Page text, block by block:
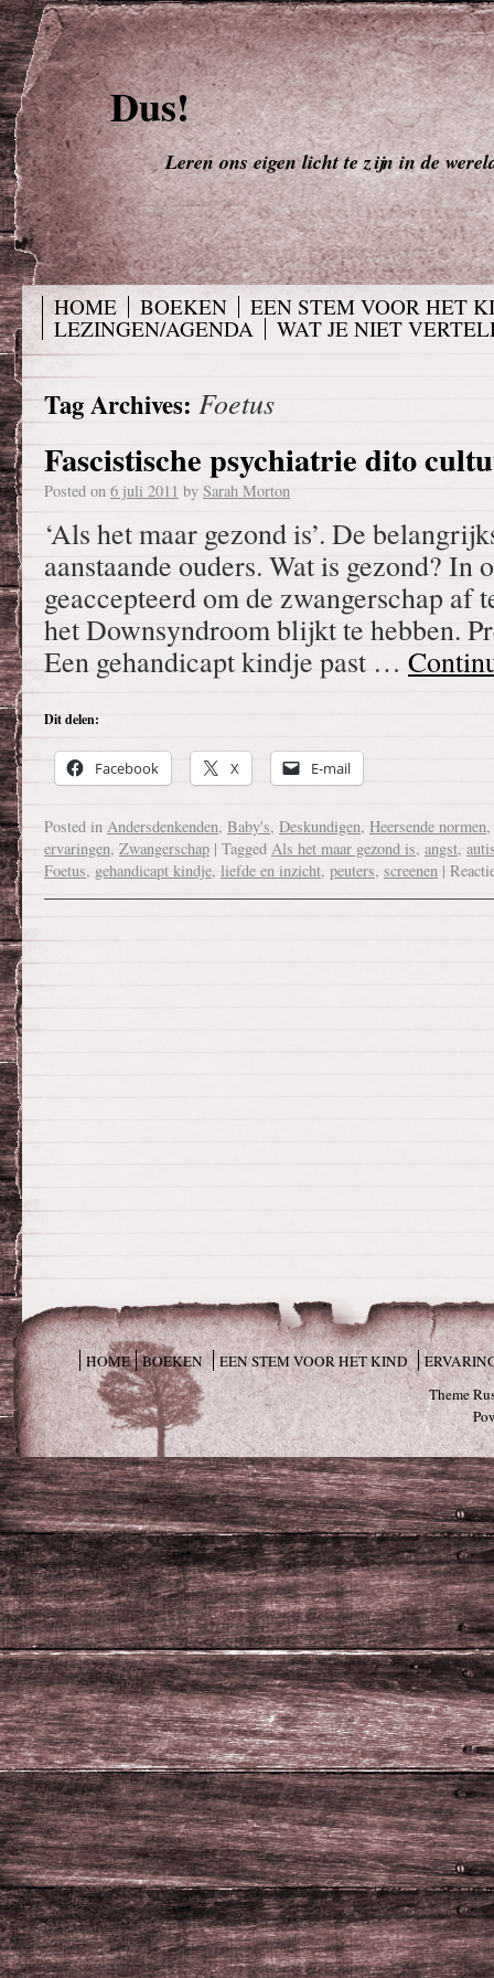
Dus!
Leren ons eigen licht te zijn in de
HOME BOEKEN
EEN STEM VOOR HET
LEZINGEN/AGENDA
WAT JE NIET
Tag Archives: Foetus
Fascistische psychiatrie dito
Posted on 6 juli 2011 by Sarah Morton
‘Als het maar gezond is’. De
aanstaande ouders. Wat is gezond? In
geaccepteerd om de zwangerschap af
het Downsyndroom blijkt te hebben.
Een gehandicapt kindje past …
Dit delen:
Facebook X E-mail
Posted in Andersdenkenden, Baby's, Deskundigen, Heersende normen,
ervaringen, Zwangerschap | Tagged Als het maar gezond is, angst,
Foetus, gehandicapt kindje, liefde en inzicht, peuters, screenen |
HOME BOEKEN EEN STEM VOOR HET KIND
Theme